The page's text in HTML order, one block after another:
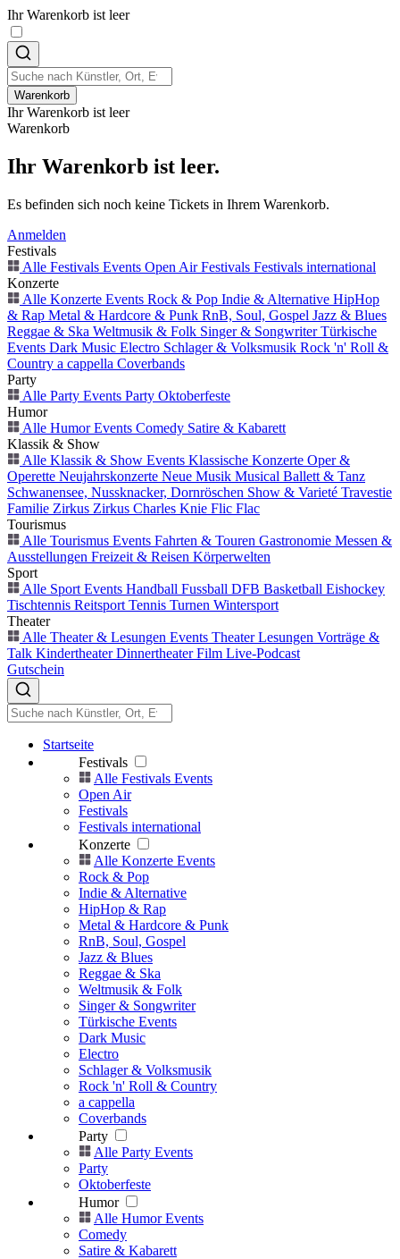
Ihr Warenkorb ist leer
Warenkorb
Ihr Warenkorb ist leer
Warenkorb
Ihr Warenkorb ist leer.
Es befinden sich noch keine Tickets in Ihrem Warenkorb.
Anmelden
Festivals
Alle Festivals Events Open AirFestivals Festivals international
Konzerte
Alle Konzerte Events Rock & Pop Indie & Alternative HipHop
& Rap Metal & Hardcore & Punk RnB, Soul, Gospel Jazz & Blues
Reggae & Ska Weltmusik & Folk Singer & SongwriterTürkische
Events Dark Music Electro Schlager & Volksmusik Rock 'n' Roll &
Country a cappella Coverbands
Party
Alle Party Events Party Oktoberfeste
Humor
Alle Humor Events Comedy Satire & Kabarett
Klassik & Show
Alle Klassik & Show Events Klassische Konzerte Oper &
Operette Neujahrskonzerte Neue Musik Musical Ballett & Tanz
Schwanensee, Nussknacker, Dornröschen Show & Varieté Travestie
Familie Zirkus Zirkus Charles Knie Flic Flac
Tourismus
Alle Tourismus Events Fahrten & Touren Gastronomie Messen &
Ausstellungen Freizeit & Reisen Körperwelten
Sport
Alle Sport Events Handball Fussball DFB Basketball Eishockey
Tischtennis Reitsport Tennis Turnen Wintersport
Theater
Alle Theater & Lesungen Events TheaterLesungen Vorträge &
Talk KindertheaterDinnertheaterFilm Live-Podcast
Gutschein
Startseite
Festivals
Alle Festivals Events
Open Air
Festivals
Festivals international
Konzerte
Alle Konzerte Events
Rock & Pop
Indie & Alternative
HipHop & Rap
Metal & Hardcore & Punk
RnB, Soul, Gospel
Jazz & Blues
Reggae & Ska
Weltmusik & Folk
Singer & Songwriter
Türkische Events
Dark Music
Electro
Schlager & Volksmusik
Rock 'n' Roll & Country
a cappella
Coverbands
Party
Alle Party Events
Party
Oktoberfeste
Humor
Alle Humor Events
Comedy
Satire & Kabarett